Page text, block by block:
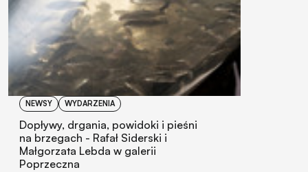
NEWSY WYDARZENIA
Dopływy, drgania, powidoki i pieśni
na brzegach - Rafał Siderski i
Małgorzata Lebda w galerii
Poprzeczna